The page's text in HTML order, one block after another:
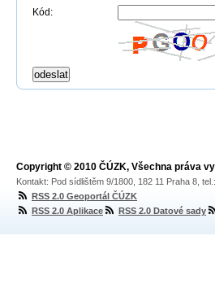
Kód:
Copyright © 2010 ČÚZK, Všechna práva
Kontakt: Pod sídlištěm 9/1800, 182 11 Praha 8,
RSS 2.0 Geoportál ČÚZK
RSS 2.0 Aplikace
RSS 2.0 Datové sady